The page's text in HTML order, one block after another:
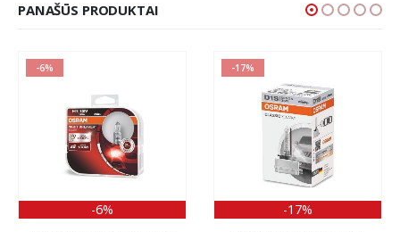
PANAŠŪS PRODUKTAI
-6%
-6%
-17%
-17%